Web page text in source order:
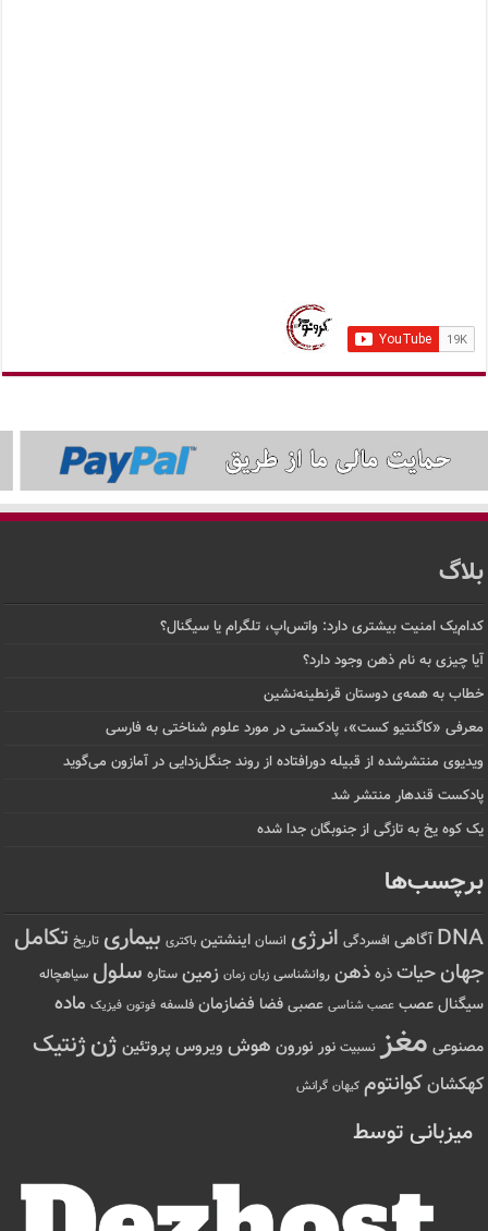
بلاگ
کدام‌یک امنیت بیشتری دارد: واتس‌اپ، تلگرام یا سیگنال؟
آیا چیزی به نام ذهن وجود دارد؟
خطاب به همه‌ی دوستان قرنطینه‌نشین
معرفی «کاگنتیو کست»، پادکستی در مورد علوم شناختی به فارسی
ویدیوی منتشرشده از قبیله دورافتاده‌ از روند جنگل‌زدایی در آمازون می‌گوید
پادکست قندهار منتشر شد
یک کوه یخ به تازگی از جنوبگان جدا شده
برچسب‌ها
DNA آگاهی افسردگی انرژی انسان اینشتین باکتری بیماری تاریخ تکامل
جهانحیات ذره ذهن روانشناسی زبان زمان زمین ستاره سلول سیاهچاله
سیگنال عصب عصب شناسی عصبی فضا فضازمان فلسفه فوتون فیزیک ماده
مصنوعی مغز نسبیت نور نورون هوش ویروس پروتئین ژنژنتیک
کهکشانکوانتوم کیهان گرانش
میزبانی توسط